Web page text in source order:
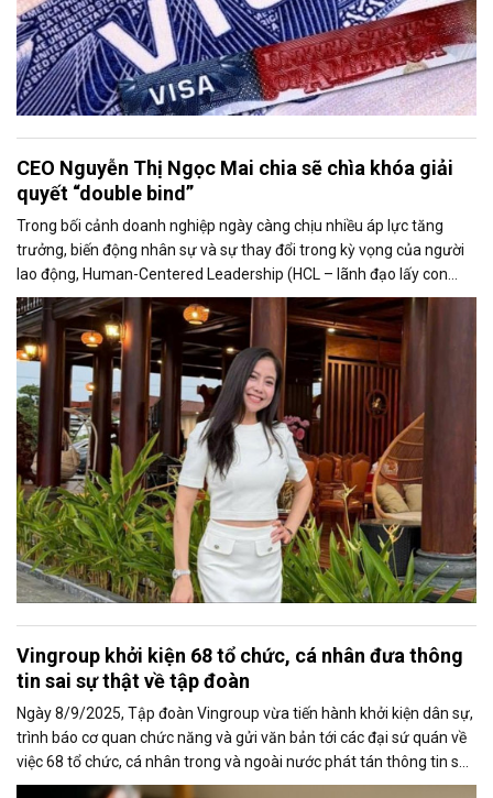
CEO Nguyễn Thị Ngọc Mai chia sẽ chìa khóa giải
quyết “double bind”
Trong bối cảnh doanh nghiệp ngày càng chịu nhiều áp lực tăng
trưởng, biến động nhân sự và sự thay đổi trong kỳ vọng của người
lao động, Human-Centered Leadership (HCL – lãnh đạo lấy con
người làm trung tâm) đang được nhắc đến như một xu hướng quản
trị hiện đại.
Vingroup khởi kiện 68 tổ chức, cá nhân đưa thông
tin sai sự thật về tập đoàn
Ngày 8/9/2025, Tập đoàn Vingroup vừa tiến hành khởi kiện dân sự,
trình báo cơ quan chức năng và gửi văn bản tới các đại sứ quán về
việc 68 tổ chức, cá nhân trong và ngoài nước phát tán thông tin sai
sự thật về tập đoàn trên Internet. Việc Vingroup kiên quyết xử lý